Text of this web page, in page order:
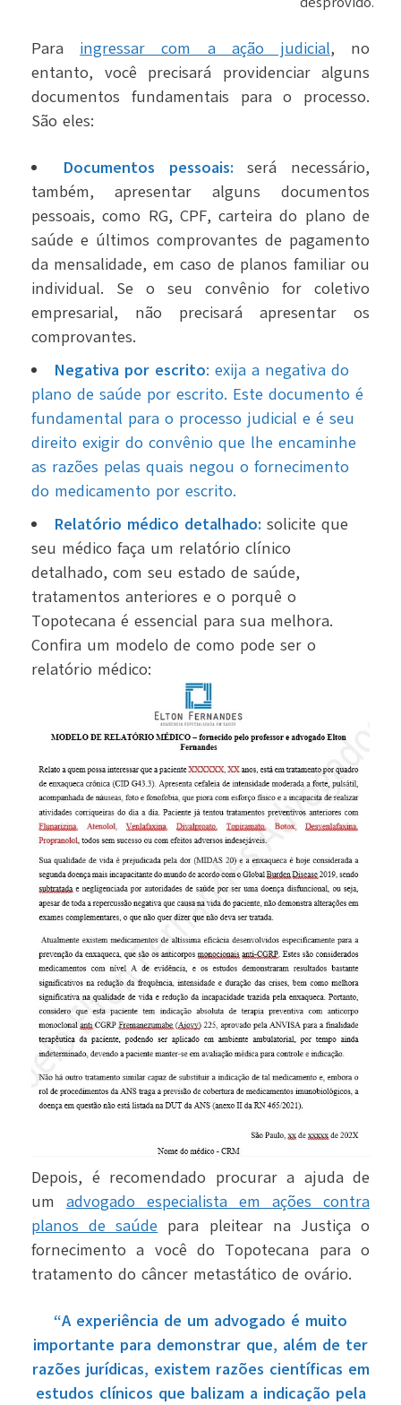
Para ingressar com a ação judicial, no
entanto, você precisará providenciar alguns
documentos fundamentais para o processo.
São eles:
Documentos pessoais: será necessário,
também, apresentar alguns documentos
pessoais, como RG, CPF, carteira do plano de
saúde e últimos comprovantes de pagamento
da mensalidade, em caso de planos familiar ou
individual. Se o seu convênio for coletivo
empresarial, não precisará apresentar os
comprovantes.
Negativa por escrito: exija a negativa do
plano de saúde por escrito. Este documento é
fundamental para o processo judicial e é seu
direito exigir do convênio que lhe encaminhe
as razões pelas quais negou o fornecimento
do medicamento por escrito.
Relatório médico detalhado: solicite que
seu médico faça um relatório clínico
detalhado, com seu estado de saúde,
tratamentos anteriores e o porquê o
Topotecana é essencial para sua melhora.
Confira um modelo de como pode ser o
relatório médico:
Depois, é recomendado procurar a ajuda de
um advogado especialista em ações contra
planos de saúde para pleitear na Justiça o
fornecimento a você do Topotecana para o
tratamento do câncer metastático de ovário.
“A experiência de um advogado é muito
importante para demonstrar que, além de ter
razões jurídicas, existem razões científicas em
estudos clínicos que balizam a indicação pela